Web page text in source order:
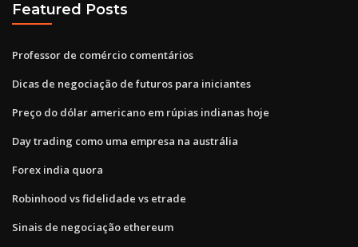
Featured Posts
Professor de comércio comentários
Dicas de negociação de futuros para iniciantes
Preço do dólar americano em rúpias indianas hoje
Day trading como uma empresa na austrália
Forex india quora
Robinhood vs fidelidade vs etrade
Sinais de negociação ethereum